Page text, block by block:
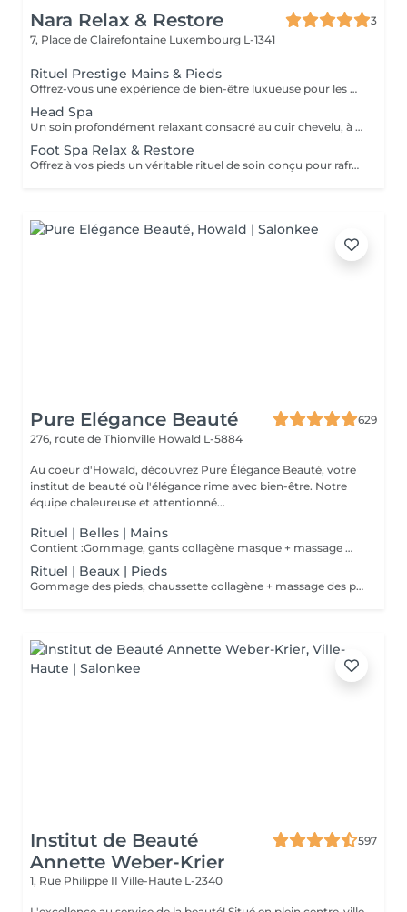
Nara Relax & Restore
3
7, Place de Clairefontaine Luxembourg L-1341
Rituel Prestige Mains & Pieds
Offrez-vous une expérience de bien-être luxueuse pour les mains et les pieds, conçue pour laisser votre peau douce, nourrie et parfaitement revitalisée. Soin des Pieds (45 min) Bain de Pieds Gommage des Pieds Massage des Pieds Soin à la Paraffine Chaude Soin des Mains (30 min) Gommage des Mains Massage des Mains Soin à la Paraffine Chaude Ce soin associe exfoliation, massage et chaleur apaisante de la paraffine pour adoucir la peau, favoriser la détente et procurer une sensation durable de confort aux mains et aux pieds.
Head Spa
Un soin profondément relaxant consacré au cuir chevelu, à la tête, à la nuque et au bien-être général. Des techniques de massage douces aident à soulager les tensions, stimuler la circulation et procurer une agréable sensation de détente tout en prenant soin du cuir chevelu et des cheveux. Le soin comprend un massage relaxant du cuir chevelu, un shampooing et un séchage des cheveux. Idéal pour réduire le stress, relâcher les tensions et profiter d'un véritable moment de détente.
Foot Spa Relax & Restore
Offrez à vos pieds un véritable rituel de soin conçu pour rafraîchir, adoucir et restaurer leur confort. Ce traitement associe un bain de pieds relaxant, un gommage exfoliant, un masque nourrissant, un soin à la paraffine et un massage des pieds pour laisser la peau douce, fraîche et revitalisée. Idéal pour les pieds fatigués nécessitant une attention particulière.
Pure Elégance Beauté
629
276, route de Thionville Howald L-5884
Au coeur d'Howald, découvrez Pure Élégance Beauté, votre
institut de beauté où l'élégance rime avec bien-être. Notre
équipe chaleureuse et attentionné...
Rituel | Belles | Mains
Contient :Gommage, gants collagène masque + massage mains
Rituel | Beaux | Pieds
Gommage des pieds, chaussette collagène + massage des pieds
Institut de Beauté
Annette Weber-Krier
597
1, Rue Philippe II Ville-Haute L-2340